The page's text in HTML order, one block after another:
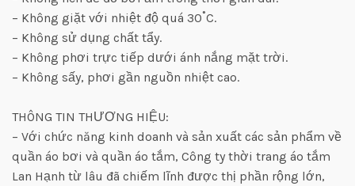
– Không giặt với nhiệt độ quá 30˚C.
– Không sử dụng chất tẩy.
– Không phơi trực tiếp dưới ánh nắng mặt trời.
– Không sấy, phơi gần nguồn nhiệt cao.
THÔNG TIN THƯƠNG HIỆU:
– Với chức năng kinh doanh và sản xuất các sản phẩm về
quần áo bơi và quần áo tắm, Công ty thời trang áo tắm
Lan Hạnh từ lâu đã chiếm lĩnh được thị phần rộng lớn,